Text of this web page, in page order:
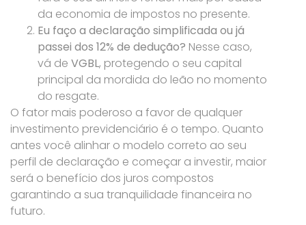
da economia de impostos no presente.
Eu faço a declaração simplificada ou já
passei dos 12% de dedução? Nesse caso,
vá de VGBL, protegendo o seu capital
principal da mordida do leão no momento
do resgate.
O fator mais poderoso a favor de qualquer
investimento previdenciário é o tempo. Quanto
antes você alinhar o modelo correto ao seu
perfil de declaração e começar a investir, maior
será o benefício dos juros compostos
garantindo a sua tranquilidade financeira no
futuro.